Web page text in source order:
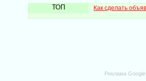
ТОП Как сделать
Реклама Google